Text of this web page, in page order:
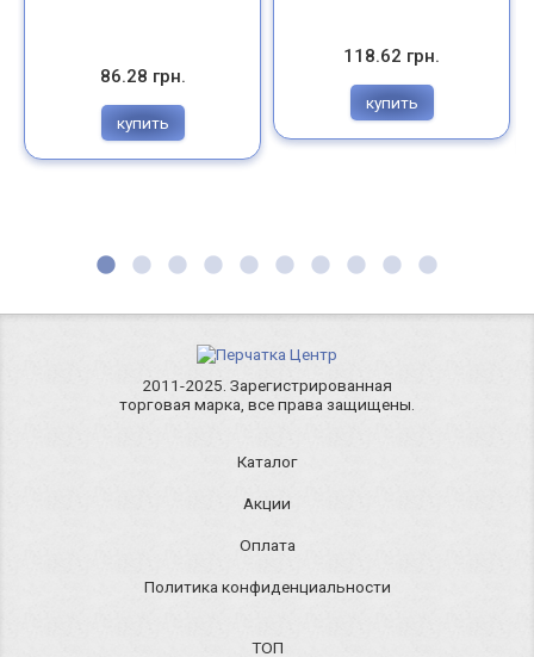
86.28 грн.
купить
118.62 грн.
купить
2011-2025. Зарегистрированная
торговая марка, все права защищены.
Каталог
Акции
Оплата
Политика конфиденциальности
ТОП